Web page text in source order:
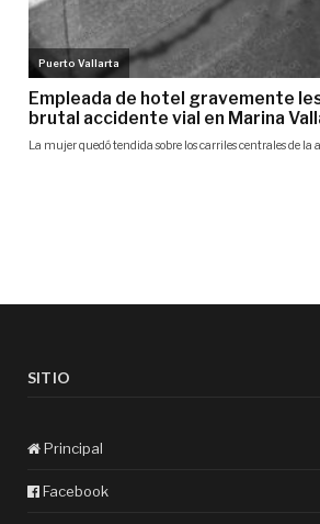
SITIO
Principal
Facebook